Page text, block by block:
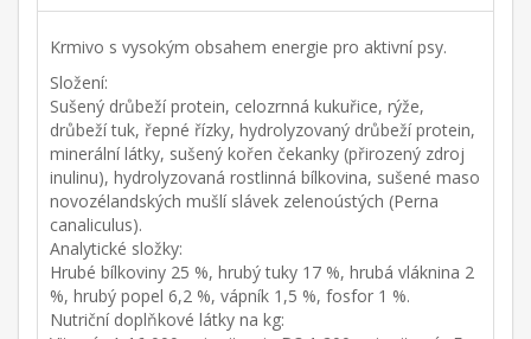
Krmivo s vysokým obsahem energie pro aktivní psy.
Složení:
Sušený drůbeží protein, celozrnná kukuřice, rýže,
drůbeží tuk, řepné řízky, hydrolyzovaný drůbeží protein,
minerální látky, sušený kořen čekanky (přirozený zdroj
inulinu), hydrolyzovaná rostlinná bílkovina, sušené maso
novozélandských mušlí slávek zelenoústých (Perna
canaliculus).
Analytické složky:
Hrubé bílkoviny 25 %, hrubý tuky 17 %, hrubá vláknina 2
%, hrubý popel 6,2 %, vápník 1,5 %, fosfor 1 %.
Nutriční doplňkové látky na kg: